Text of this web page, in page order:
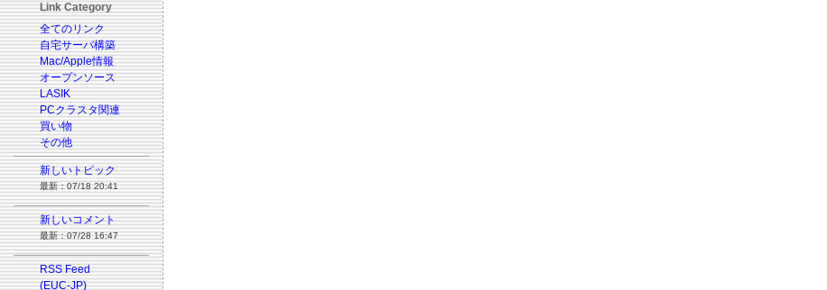
Link Category
全てのリンク
自宅サーバ構築
Mac/Apple情報
オープンソース
LASIK
PCクラスタ関連
買い物
その他
新しいトピック
最新：07/18 20:41
新しいコメント
最新：07/28 16:47
RSS Feed
(EUC-JP)